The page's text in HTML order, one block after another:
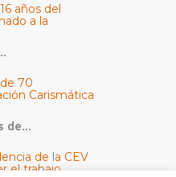
años del
a la
70
Carismática
de...
de la CEV
el trabajo